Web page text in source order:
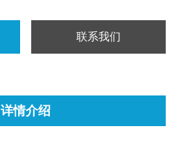
联系我们
详情介绍